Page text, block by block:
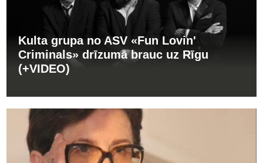
Kulta grupa no ASV «Fun Lovin'
Criminals» drīzumā brauc uz Rīgu
(+VIDEO)